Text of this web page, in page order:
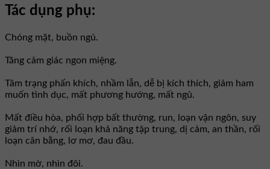
Tác dụng phụ:
Chóng mặt, buồn ngủ.
Tăng cảm giác ngon miệng.
Tâm trạng phấn khích, nhầm lẫn, dễ bị kích thích, giảm ham
muốn tình dục, mất phương hướng, mất ngủ.
Mất điều hòa, phối hợp bất thường, run, loạn vận ngôn, suy
giảm trí nhớ, rối loạn khả năng tập trung, dị cảm, an thần, rối
loạn cân bằng, lơ mơ, đau đầu.
Nhìn mờ, nhìn đôi.